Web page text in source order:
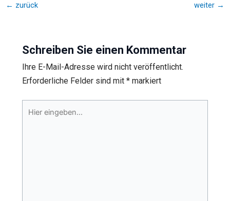
← zurück weiter →
Schreiben Sie einen Kommentar
Ihre E-Mail-Adresse wird nicht veröffentlicht.
Erforderliche Felder sind mit *markiert